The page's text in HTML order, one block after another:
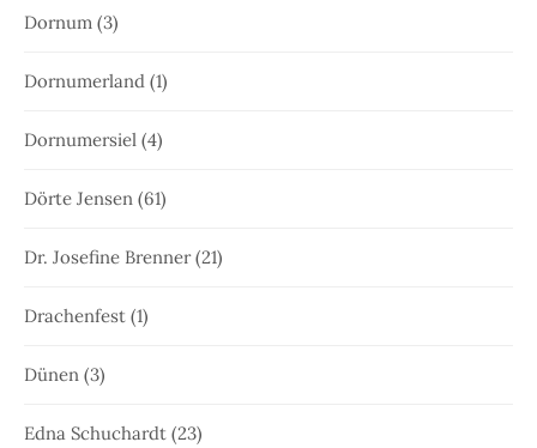
Dornum (3)
Dornumerland (1)
Dornumersiel (4)
Dörte Jensen (61)
Dr. Josefine Brenner(21)
Drachenfest (1)
Dünen (3)
Edna Schuchardt (23)